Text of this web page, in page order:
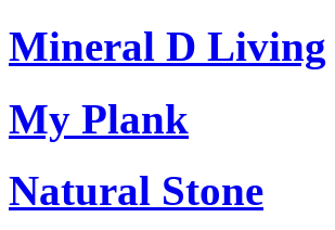
Mineral D Living
My Plank
Natural Stone